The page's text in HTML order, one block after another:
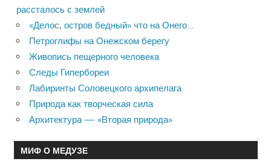
рассталось с землей
«Делос, остров бедный» что на Онего…
Петроглифы на Онежском берегу
Живопись пещерного человека
Следы Гипербореи
Лабиринты Соловецкого архипелага
Природа как творческая сила
Архитектура — «Вторая природа»
МИФ О МЕДУЗЕ